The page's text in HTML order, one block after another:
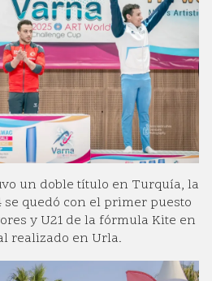
un doble título en Turquía, la
quedó con el primer puesto
y U21 de la fórmula Kite en
realizado en Urla.